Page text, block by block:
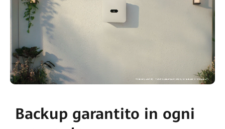
Backup garantito in ogni